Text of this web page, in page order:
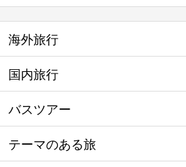
海外旅行
国内旅行
バスツアー
テーマのある旅